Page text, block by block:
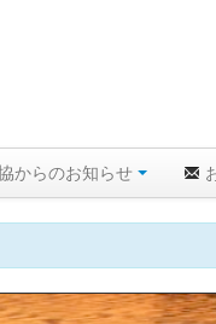
からのお知らせ